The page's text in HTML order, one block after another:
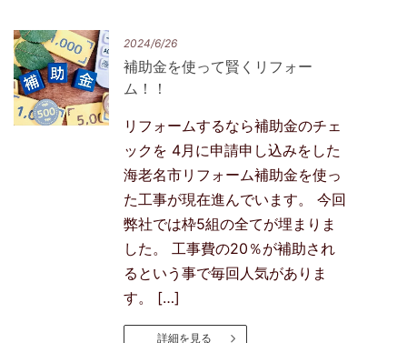
2024/6/26
補助金を使って賢くリフォー
ム！！
リフォームするなら補助金のチェ
ックを 4月に申請申し込みをした
海老名市リフォーム補助金を使っ
た工事が現在進んでいます。 今回
弊社では枠5組の全てが埋まりま
した。 工事費の20％が補助され
るという事で毎回人気がありま
す。 […]
詳細を見る